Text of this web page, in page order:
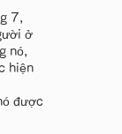
7,
ở
nó,
hiện
được